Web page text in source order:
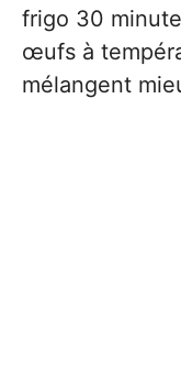
frigo 30
œufs à
mélangent